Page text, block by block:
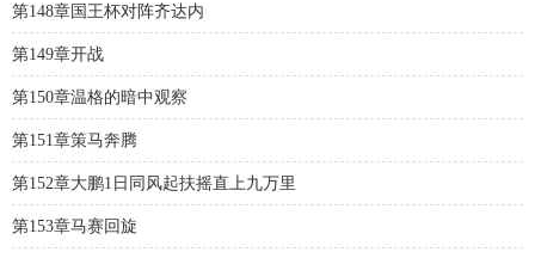
第148章国王杯对阵齐达内
第149章开战
第150章温格的暗中观察
第151章策马奔腾
第152章大鹏1日同风起扶摇直上九万里
第153章马赛回旋